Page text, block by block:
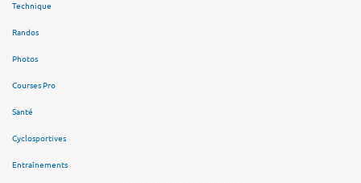
Technique
Randos
Photos
Courses Pro
Santé
Cyclosportives
Entraînements